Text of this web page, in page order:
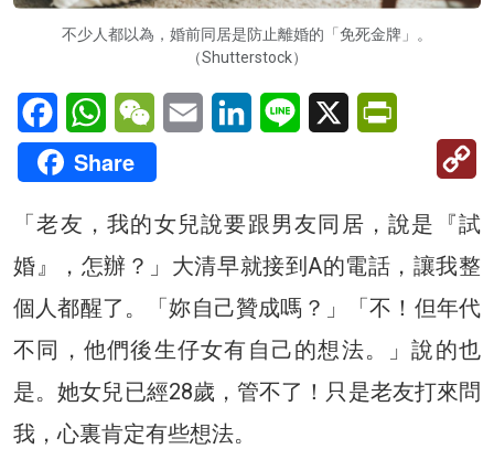
不少人都以為，婚前同居是防止離婚的「免死金牌」。
（Shutterstock）
FacebookWhatsAppWeChatEmail LinkedInLine X
Share
「老友，我的女兒說要跟男友同居，說是『試
婚』，怎辦？」大清早就接到A的電話，讓我整
個人都醒了。「妳自己贊成嗎？」「不！但年代
不同，他們後生仔女有自己的想法。」說的也
是。她女兒已經28歲，管不了！只是老友打來問
我，心裏肯定有些想法。